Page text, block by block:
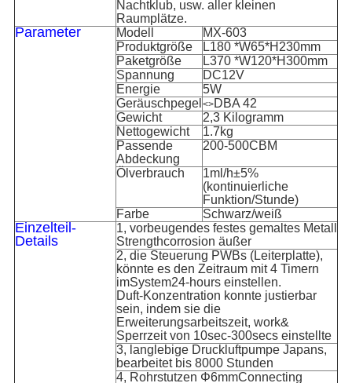
Nachtklub, usw. aller kleinen
Raumplätze.
Parameter Modell
MX-603
Produktgröße
L180 *W65*H230mm
Paketgröße
L370 *W120*H300mm
Spannung
DC12V
Energie
5W
Geräuschpegel <>DBA 42
Gewicht
2,3 Kilogramm
Nettogewicht
1.7kg
Passende
Abdeckung
200-500CBM
Ölverbrauch
1ml/h±5%
(kontinuierliche
Funktion/Stunde)
Farbe
Schwarz/weiß
Einzelteil-
Details
1, vorbeugendes festes gemaltes Metall
Strengthcorrosion äußer
2, die Steuerung PWBs (Leiterplatte),
könnte es den Zeitraum mit 4 Timern
imSystem24-hours einstellen.
Duft-Konzentration konnte justierbar
sein, indem sie die
Erweiterungsarbeitszeit, work&
Sperrzeit von 10sec-300secs einstellte
3, langlebige Druckluftpumpe Japans,
bearbeitet bis 8000 Stunden
4, Rohrstutzen Φ6mmConnecting